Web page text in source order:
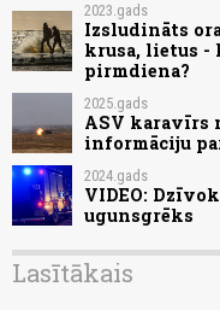
2023.gads
Izsludināts
krusa, lietus -
pirmdiena?
2025.gads
ASV karavīrs
informāciju
2024.gads
VIDEO:
ugunsgrēks
Lasītākais